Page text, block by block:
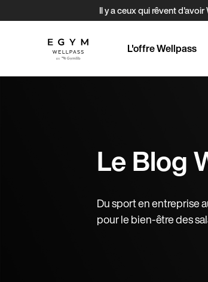
contenu
Il y a ceux qui rêvent
L'offre Wellpass
Le Blog
Du sport en entreprise
pour le bien-être des